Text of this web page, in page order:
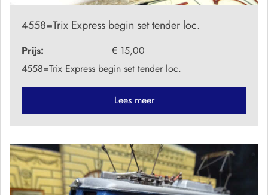
4558=Trix Express begin set tender loc.
Prijs:
€ 15,00
4558=Trix Express begin set tender loc.
Lees meer